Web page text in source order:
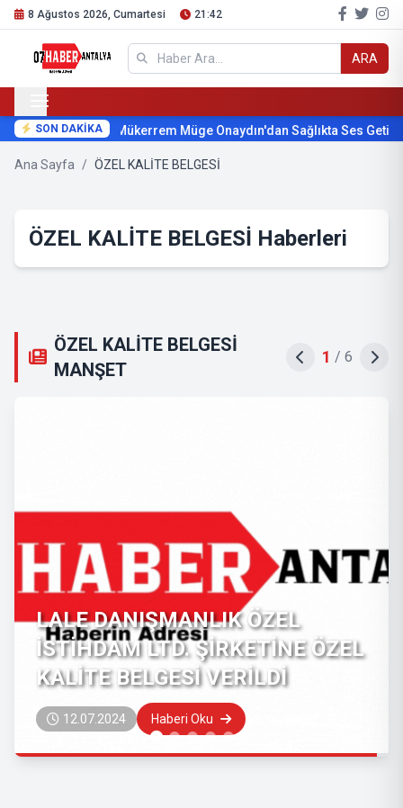
8 Ağustos 2026, Cumartesi 21:42
ARA
SON DAKİKAMükerrem Müge Onaydın'dan Sağlıkta Ses Getirecek
Ana Sayfa / ÖZEL KALİTE BELGESİ
ÖZEL KALİTE BELGESİ Haberleri
ÖZEL KALİTE BELGESİ
MANŞET
2 / 6
QUALITY CERTIFICATE GIVEN
TO YELKEN CAFE RESTAURANT
13.06.2024 Haberi Oku